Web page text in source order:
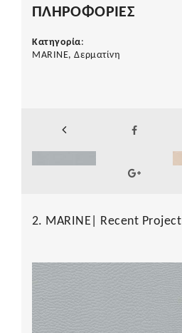
ΠΛΗΡΟΦΟΡΙΕΣ
Κατηγορία:
MARINE, Δερματίνη
2. MARINE| Recent Project